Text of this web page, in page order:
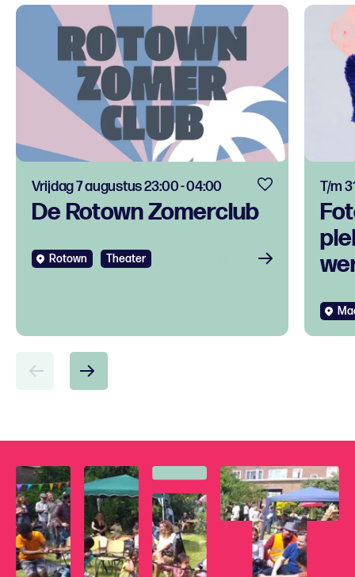
De Rotown Zomerclub
Vrijdag 7 augustus 23:00 - 04:00
Rotown Theater
T/m